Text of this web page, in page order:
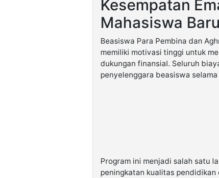
Kesempatan
Mahasiswa Baru
Beasiswa Para Pembina dan
memiliki motivasi tinggi untuk
dukungan finansial. Seluruh
penyelenggara beasiswa
Program ini menjadi salah satu
peningkatan kualitas